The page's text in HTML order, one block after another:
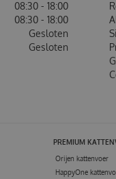
08:30 - 18:00
08:30 - 18:00
Gesloten
Gesloten
PREMIUM
Orijen kattenvoer
HappyOne